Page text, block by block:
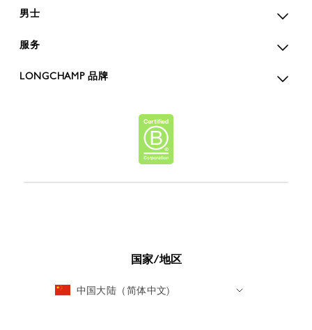
男士
服务
LONGCHAMP 品牌
国家/地区
中国大陆（简体中文)